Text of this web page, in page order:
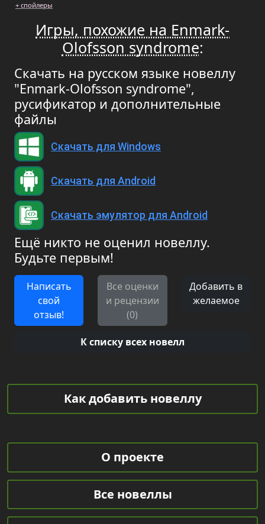
+ спойлеры
Игры, похожие на Enmark-
Olofsson syndrome:
Скачать на русском языке новеллу
"Enmark-Olofsson syndrome",
русификатор и дополнительные
файлы
Скачать для Windows
Скачать для Android
Скачать эмулятор для Android
Ещё никто не оценил новеллу.
Будьте первым!
Написать
свой
отзыв!
Все оценки
и рецензии
(0)
Добавить в
желаемое
К списку всех новелл
Как добавить новеллу
О проекте
Все новеллы